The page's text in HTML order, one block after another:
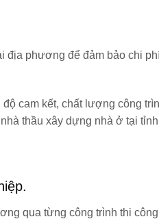
địa phương để đảm bảo chi
cam kết, chất lượng công
thầu xây dựng nhà ở tại
qua từng công trình thi